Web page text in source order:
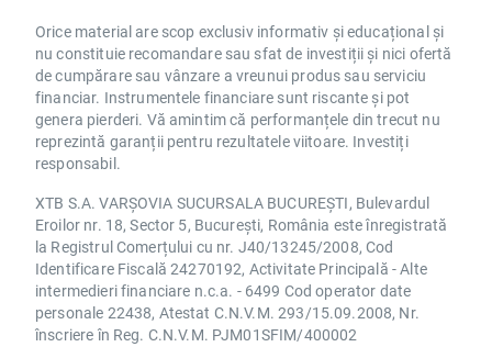
Orice material are scop exclusiv informativ și educațional și
nu constituie recomandare sau sfat de investiții și nici ofertă
de cumpărare sau vânzare a vreunui produs sau serviciu
financiar. Instrumentele financiare sunt riscante și pot
genera pierderi. Vă amintim că performanțele din trecut nu
reprezintă garanții pentru rezultatele viitoare. Investiți
responsabil.
XTB S.A. VARȘOVIA SUCURSALA BUCUREȘTI, Bulevardul
Eroilor nr. 18, Sector 5, București, România este înregistrată
la Registrul Comerțului cu nr. J40/13245/2008, Cod
Identificare Fiscală 24270192, Activitate Principală - Alte
intermedieri financiare n.c.a. - 6499 Cod operator date
personale 22438, Atestat C.N.V.M. 293/15.09.2008, Nr.
înscriere în Reg. C.N.V.M. PJM01SFIM/400002